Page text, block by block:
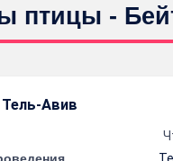
птицы -
Тель-Авив